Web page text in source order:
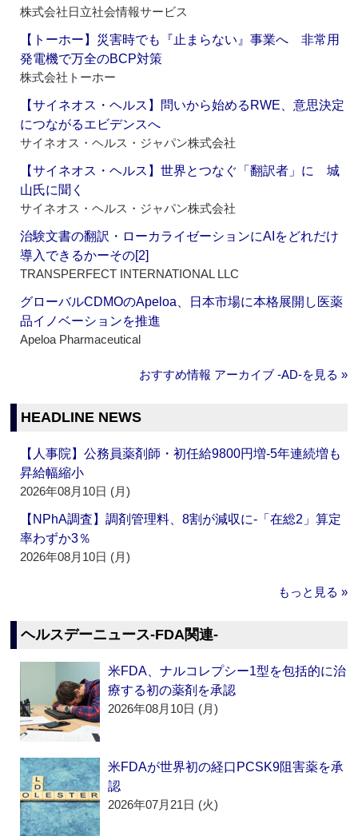
株式会社日立社会情報サービス
【トーホー】災害時でも『止まらない』事業へ 非常用
発電機で万全のBCP対策
株式会社トーホー
【サイネオス・ヘルス】問いから始めるRWE、意思決定
につながるエビデンスへ
サイネオス・ヘルス・ジャパン株式会社
【サイネオス・ヘルス】世界とつなぐ「翻訳者」に 城
山氏に聞く
サイネオス・ヘルス・ジャパン株式会社
治験文書の翻訳・ローカライゼーションにAIをどれだけ
導入できるかーその[2]
TRANSPERFECT INTERNATIONAL LLC
グローバルCDMOのApeloa、日本市場に本格展開し医薬
品イノベーションを推進
Apeloa Pharmaceutical
おすすめ情報 アーカイブ ‐AD‐を見る »
HEADLINE NEWS
【人事院】公務員薬剤師・初任給9800円増‐5年連続増も
昇給幅縮小
2026年08月10日 (月)
【NPhA調査】調剤管理料、8割が減収に‐「在総2」算定
率わずか3％
2026年08月10日 (月)
もっと見る »
ヘルスデーニュース‐FDA関連‐
米FDA、ナルコレプシー1型を包括的に治
療する初の薬剤を承認
2026年08月10日 (月)
米FDAが世界初の経口PCSK9阻害薬を承
認
2026年07月21日 (火)